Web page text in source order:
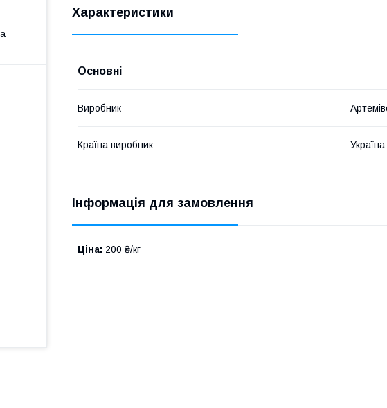
Характеристики
Основні
Виробник
Країна виробник Україна
Інформація для замовлення
Ціна: 200 ₴/кг